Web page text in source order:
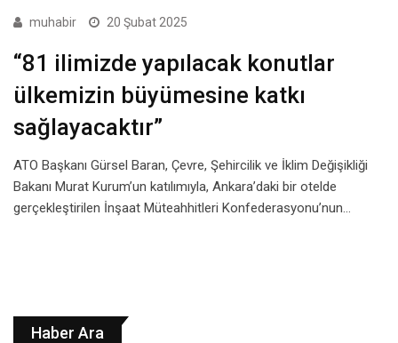
muhabir 20 Şubat 2025
“81 ilimizde yapılacak konutlar
ülkemizin büyümesine katkı
sağlayacaktır”
ATO Başkanı Gürsel Baran, Çevre, Şehircilik ve İklim Değişikliği
Bakanı Murat Kurum’un katılımıyla, Ankara’daki bir otelde
gerçekleştirilen İnşaat Müteahhitleri Konfederasyonu’nun…
Haber Ara